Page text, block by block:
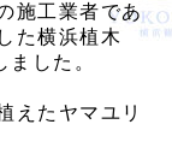
施工業者であ
た横浜植木
した。
えたヤマユリ